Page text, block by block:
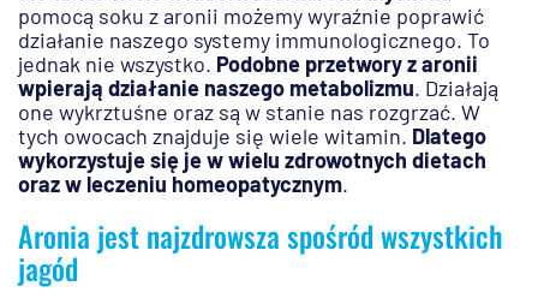
pomocą soku z aronii możemy wyraźnie poprawić
działanie naszego systemy immunologicznego. To
jednak nie wszystko. Podobne przetwory z aronii
wpierają działanie naszego metabolizmu. Działają
one wykrztuśne oraz są w stanie nas rozgrzać. W
tych owocach znajduje się wiele witamin. Dlatego
wykorzystuje się je w wielu zdrowotnych dietach
oraz w leczeniu homeopatycznym.
Aronia jest najzdrowsza spośród wszystkich
jagód